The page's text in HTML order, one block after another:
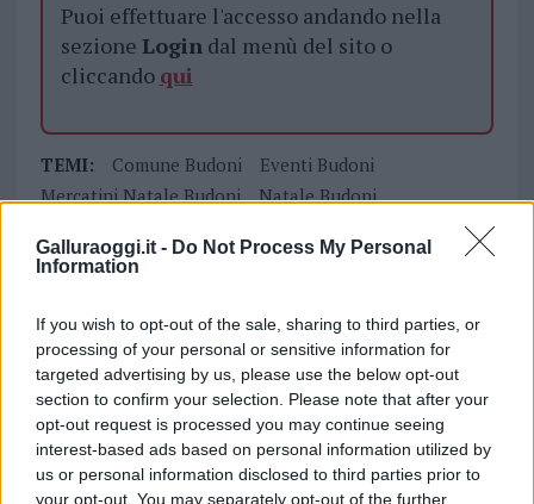
Galluraoggi.it - Do Not Process My Personal
Information
If you wish to opt-out of the sale, sharing to third parties, or
processing of your personal or sensitive information for
targeted advertising by us, please use the below opt-out
section to confirm your selection. Please note that after your
opt-out request is processed you may continue seeing
interest-based ads based on personal information utilized by
us or personal information disclosed to third parties prior to
your opt-out. You may separately opt-out of the further
Puoi effettuare l'accesso andando nella
sezione Logindal menù del sito o
cliccando qui
TEMI: Comune Budoni
Eventi Budoni
Mercatini Natale Budoni
Natale Budoni
Entra nel canale telegram di
GalluraOggi.it
Inviaci le tue segnalazioni,
i tuoi video e le tue foto